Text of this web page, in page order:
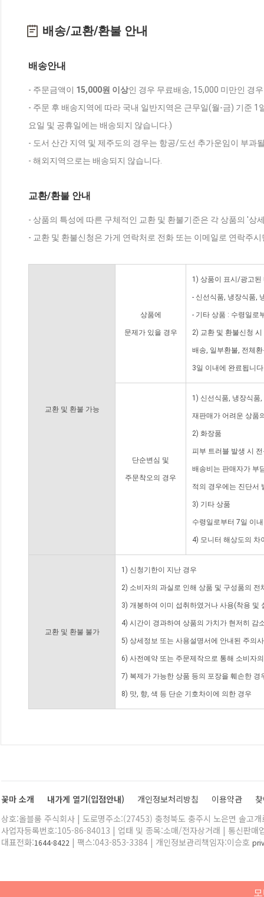
배송/교환/환불 안내
배송안내
- 주문금액이 15,000원 이상인 경우 무료배송, 15,000 미만인 경
- 주문 후 배송지역에 따라 국내 일반지역은 근무일(월-금) 기준
요일 및 공휴일에는 배송되지 않습니다.)
- 도서 산간 지역 및 제주도의 경우는 항공/도선 추가운임이 부과
- 해외지역으로는 배송되지 않습니다.
교환/환불 안내
- 상품의 특성에 따른 구체적인 교환 및 환불기준은 각 상품의 '상
- 교환 및 환불신청은 가게 연락처로 전화 또는 이메일로 연락주
교환 및 환불 가능
상품에
문제가 있을 경우
1) 상품이 표시/광고된
- 신선식품, 냉장식품,
- 기타 상품 : 수령일로
2) 교환 및 환불신청
배송, 일부환불, 전체
3일 이내에 완료됩니
단순변심 및
주문착오의 경우
1) 신선식품, 냉장식품
재판매가 어려운 상품
2) 화장품
피부 트러블 발생 시
배송비는 판매자가 부
적의 경우에는 진단서
3) 기타 상품
수령일로부터 7일 이
4) 모니터 해상도의 차
교환 및 환불 불가
1) 신청기한이 지난 경우
2) 소비자의 과실로 인해 상품 및 구성품의
3) 개봉하여 이미 섭취하였거나 사용(착용 및
4) 시간이 경과하여 상품의 가치가 현저히 감
5) 상세정보 또는 사용설명서에 안내된 주의
6) 사전예약 또는 주문제작으로 통해 소비자
7) 복제가 가능한 상품 등의 포장을 훼손한 경
8) 맛, 향, 색 등 단순 기호차이에 의한 경우
꽃마 소개 내가게 열기(입점안내) 개인정보처리방침 이용약관
상호:올블룸 주식회사 | 도로명주소:(27453) 충청북도 충주시 노은면 솔고
사업자등록번호:105-86-84013 | 업태 및 종목:소매/전자상거래 | 통신판매
대표전화:1644-8422 | 팩스:043-853-3384 | 개인정보관리책임자:이승호